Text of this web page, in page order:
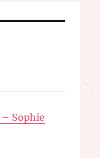
Sophie